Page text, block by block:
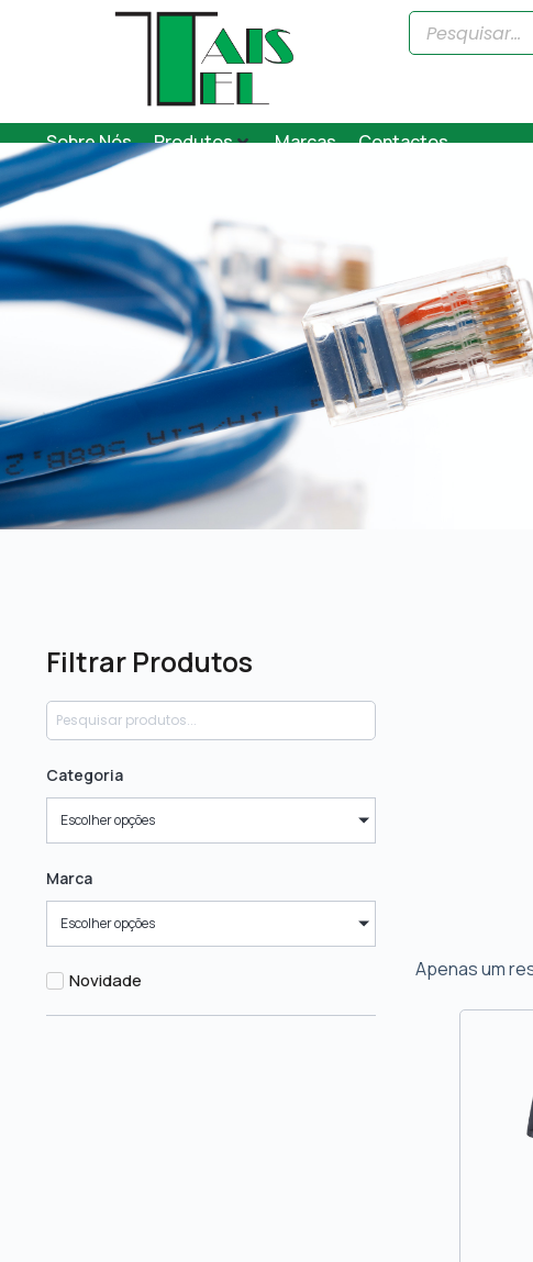
Sobre Nós Produtos Marcas Contactos
Filtrar Produtos
Categoria
Escolher opções
Marca
Escolher opções
Novidade Apenas um